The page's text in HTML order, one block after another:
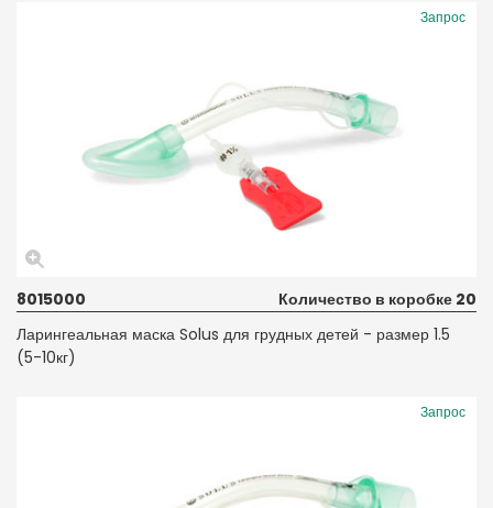
Запрос
8015000
Количество в коробке 20
Ларингеальная маска Solus для грудных детей - размер 1.5
(5-10кг)
Запрос